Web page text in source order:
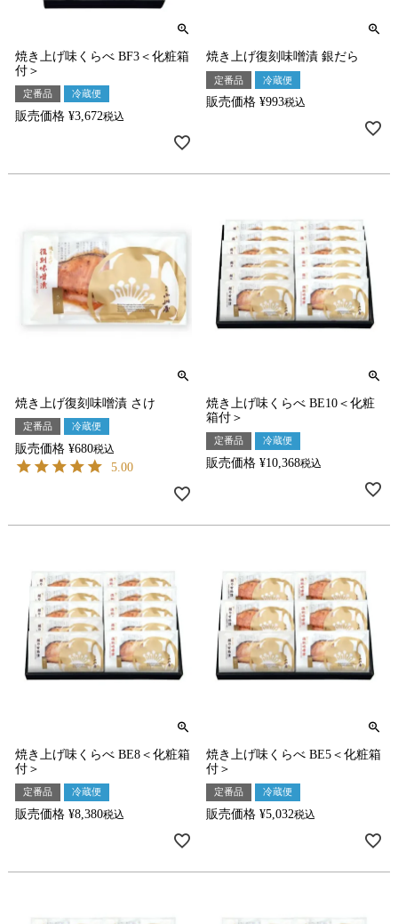
焼き上げ味くらべ BF3＜化粧箱
付＞
定番品 冷蔵便
販売価格 ¥3,672税込
焼き上げ復刻味噌漬 銀だら
定番品 冷蔵便
販売価格 ¥993税込
焼き上げ復刻味噌漬 さけ
定番品 冷蔵便
販売価格 ¥680税込
5.00
焼き上げ味くらべ BE10＜化粧
箱付＞
定番品 冷蔵便
販売価格 ¥10,368税込
焼き上げ味くらべ BE8＜化粧箱
付＞
定番品 冷蔵便
販売価格 ¥8,380税込
焼き上げ味くらべ BE5＜化粧箱
付＞
定番品 冷蔵便
販売価格 ¥5,032税込